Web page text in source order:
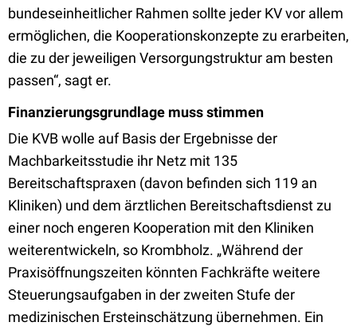
bundeseinheitlicher Rahmen sollte jeder KV vor allem
ermöglichen, die Kooperationskonzepte zu erarbeiten,
die zu der jeweiligen Versorgungstruktur am besten
passen“, sagt er.
Finanzierungsgrundlage muss stimmen
Die KVB wolle auf Basis der Ergebnisse der
Machbarkeitsstudie ihr Netz mit 135
Bereitschaftspraxen (davon befinden sich 119 an
Kliniken) und dem ärztlichen Bereitschaftsdienst zu
einer noch engeren Kooperation mit den Kliniken
weiterentwickeln, so Krombholz. „Während der
Praxisöffnungszeiten könnten Fachkräfte weitere
Steuerungsaufgaben in der zweiten Stufe der
medizinischen Ersteinschätzung übernehmen. Ein